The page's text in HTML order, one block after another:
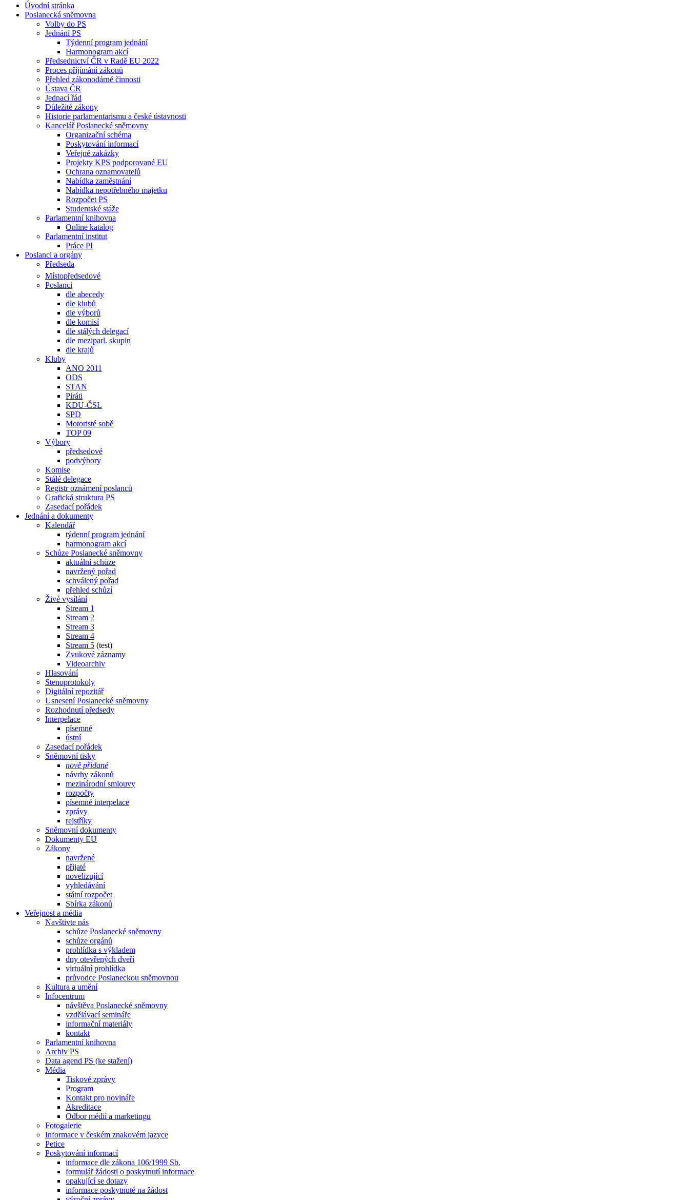
Úvodní stránka
Poslanecká sněmovna
Volby do PS
Jednání PS
Týdenní program jednání
Harmonogram akcí
Předsednictví ČR v Radě EU 2022
Proces příjímání zákonů
Přehled zákonodárné činnosti
Ústava ČR
Jednací řád
Důležité zákony
Historie parlamentarismu a české ústavnosti
Kancelář Poslanecké sněmovny
Organizační schéma
Poskytování informací
Veřejné zakázky
Projekty KPS podporované EU
Ochrana oznamovatelů
Nabídka zaměstnání
Nabídka nepotřebného majetku
Rozpočet PS
Studentské stáže
Parlamentní knihovna
Online katalog
Parlamentní institut
Práce PI
Poslanci a orgány
Předseda
Místopředsedové
Poslanci
dle abecedy
dle klubů
dle výborů
dle komisí
dle stálých delegací
dle meziparl. skupin
dle krajů
Kluby
ANO 2011
ODS
STAN
Piráti
KDU-ČSL
SPD
Motoristé sobě
TOP 09
Výbory
předsedové
podvýbory
Komise
Stálé delegace
Registr oznámení poslanců
Grafická struktura PS
Zasedací pořádek
Jednání a dokumenty
Kalendář
týdenní program jednání
harmonogram akcí
Schůze Poslanecké sněmovny
aktuální schůze
navržený pořad
schválený pořad
přehled schůzí
Živé vysílání
Stream 1
Stream 2
Stream 3
Stream 4
Stream 5 (test)
Zvukové záznamy
Videoarchiv
Hlasování
Stenoprotokoly
Digitální repozitář
Usnesení Poslanecké sněmovny
Rozhodnutí předsedy
Interpelace
písemné
ústní
Zasedací pořádek
Sněmovní tisky
nově přidané
návrhy zákonů
mezinárodní smlouvy
rozpočty
písemné interpelace
zprávy
rejstříky
Sněmovní dokumenty
Dokumenty EU
Zákony
navržené
přijaté
novelizující
vyhledávání
státní rozpočet
Sbírka zákonů
Veřejnost a média
Navštivte nás
schůze Poslanecké sněmovny
schůze orgánů
prohlídka s výkladem
dny otevřených dveří
virtuální prohlídka
průvodce Poslaneckou sněmovnou
Kultura a umění
Infocentrum
návštěva Poslanecké sněmovny
vzdělávací semináře
informační materiály
kontakt
Parlamentní knihovna
Archiv PS
Data agend PS (ke stažení)
Média
Tiskové zprávy
Program
Kontakt pro novináře
Akreditace
Odbor médií a marketingu
Fotogalerie
Informace v českém znakovém jazyce
Petice
Poskytování informací
informace dle zákona 106/1999 Sb.
formulář žádosti o poskytnutí informace
opakující se dotazy
informace poskytnuté na žádost